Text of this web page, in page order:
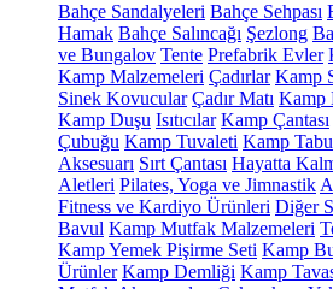
Bahçe Sandalyeleri Bahçe Sehpası
Hamak Bahçe Salıncağı Şezlong
ve Bungalov Tente Prefabrik Evler
Kamp Malzemeleri Çadırlar Kamp
Sinek Kovucular Çadır Matı Kamp
Kamp Duşu Isıtıcılar Kamp Çantası
Çubuğu Kamp Tuvaleti Kamp
Aksesuarı Sırt Çantası Hayatta
Aletleri Pilates, Yoga ve Jimnastik
Fitness ve Kardiyo Ürünleri Diğer
Bavul Kamp Mutfak Malzemeleri
Kamp Yemek Pişirme Seti Kamp
Ürünler Kamp Demliği Kamp